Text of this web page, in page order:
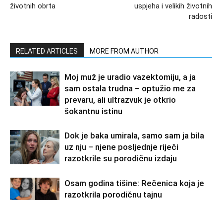
životnih obrta
uspjeha i velikih životnih
radosti
RELATED ARTICLES MORE FROM AUTHOR
Moj muž je uradio vazektomiju, a ja
sam ostala trudna – optužio me za
prevaru, ali ultrazvuk je otkrio
šokantnu istinu
Dok je baka umirala, samo sam ja bila
uz nju – njene posljednje riječi
razotkrile su porodičnu izdaju
Osam godina tišine: Rečenica koja je
razotkrila porodičnu tajnu